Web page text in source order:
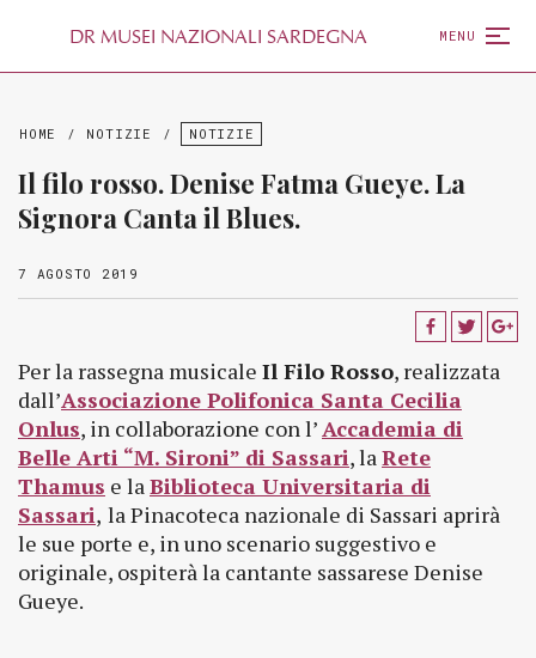
DR MUSEI NAZIONALI SARDEGNA MENU
HOME / NOTIZIE / NOTIZIE
Il filo rosso. Denise Fatma Gueye. La
Signora Canta il Blues.
7 AGOSTO 2019
Per la rassegna musicale Il Filo Rosso, realizzata
dall’Associazione Polifonica Santa Cecilia
Onlus, in collaborazione con l’Accademia di
Belle Arti “M. Sironi” di Sassari, laRete
Thamus e laBiblioteca Universitaria di
Sassari, la Pinacoteca nazionale di Sassari aprirà
le sue porte e, in uno scenario suggestivo e
originale, ospiterà la cantante sassarese Denise
Gueye.